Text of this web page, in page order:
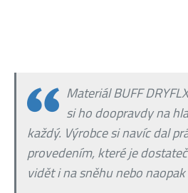
Materiál BUFF
si ho doopravdy na
každý. Výrobce si navíc dal
provedením, které je
vidět i na sněhu nebo